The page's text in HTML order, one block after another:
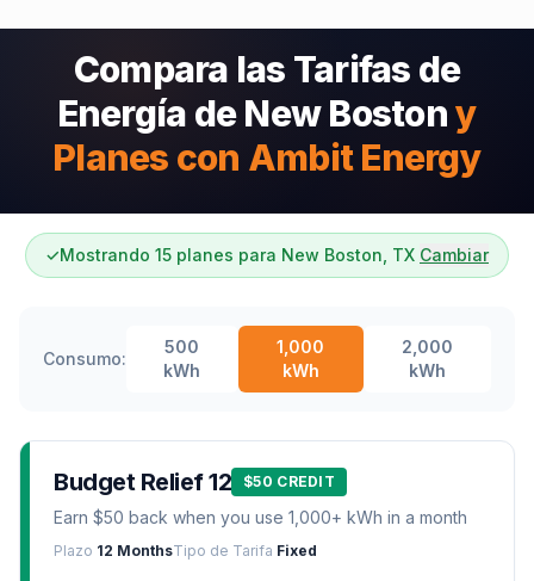
Compara las Tarifas de
Energía de New Bostony
Planes con Ambit Energy
✓Mostrando 15 planes para New Boston, TX Cambiar
Consumo:
500
kWh
1,000
kWh
2,000
kWh
Budget Relief 12 $50 CREDIT
Earn $50 back when you use 1,000+ kWh in a month
Plazo 12 MonthsTipo de Tarifa Fixed